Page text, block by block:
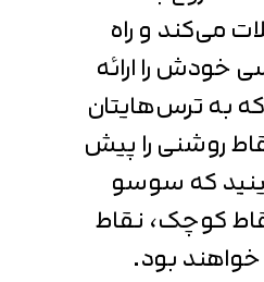
می‌کند و راه
خودش را ارائه
به ترس‌هایتان
روشنی را پیش
که سوسو
کوچک، نقاط
بود.